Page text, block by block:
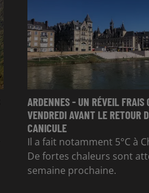
ARDENNES - UN RÉVEIL FRAIS
VENDREDI AVANT LE RETOUR
CANICULE
Il a fait notamment 5°C à
De fortes chaleurs sont
semaine prochaine.